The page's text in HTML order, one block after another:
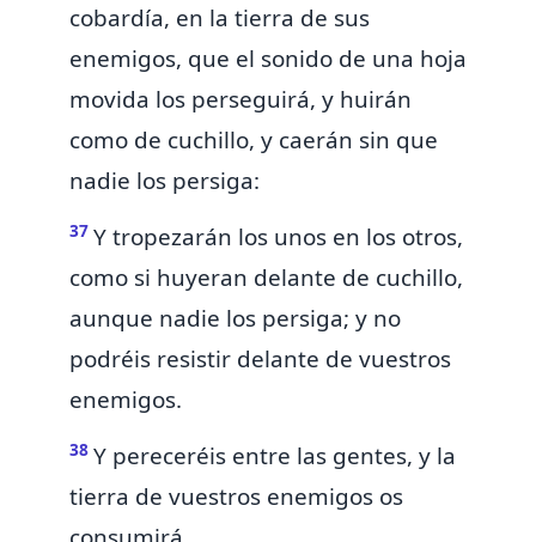
cobardía, en la tierra de sus
enemigos, que el sonido de una hoja
movida los perseguirá, y huirán
como de cuchillo, y caerán sin que
nadie los persiga:
37 Y tropezarán los unos en los otros,
como si huyeran delante de cuchillo,
aunque nadie los persiga; y no
podréis resistir delante de vuestros
enemigos.
38 Y pereceréis entre las gentes, y la
tierra de vuestros enemigos os